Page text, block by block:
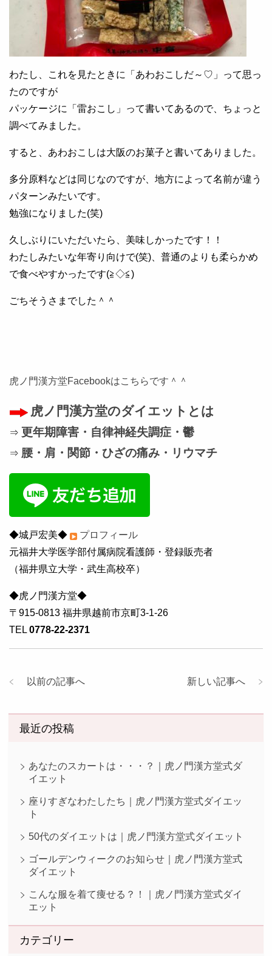
わたし、これを見たときに「あわおこしだ～♡」って思っ
たのですが
パッケージに「雷おこし」って書いてあるので、ちょっと
調べてみました。
すると、あわおこしは大阪のお菓子と書いてありました。
多分原料などは同じなのですが、地方によって名前が違う
パターンみたいです。
勉強になりました(笑)
久しぶりにいただいたら、美味しかったです！！
わたしみたいな年寄り向けで(笑)、普通のよりも柔らかめ
で食べやすかったです(≧◇≦)
ごちそうさまでした＾＾
虎ノ門漢方堂Facebookはこちらです＾＾
虎ノ門漢方堂のダイエットとは
⇒ 更年期障害・自律神経失調症・鬱
⇒ 腰・肩・関節・ひざの痛み・リウマチ
◆城戸宏美◆
プロフィール
元福井大学医学部付属病院看護師・登録販売者
（福井県立大学・武生高校卒）
◆虎ノ門漢方堂◆
〒915-0813 福井県越前市京町3-1-26
TEL 0778-22-2371
新しい記事へ
以前の記事へ
最近の投稿
あなたのスカートは・・・？｜虎ノ門漢方堂式ダ
イエット
座りすぎなわたしたち｜虎ノ門漢方堂式ダイエッ
ト
50代のダイエットは｜虎ノ門漢方堂式ダイエット
ゴールデンウィークのお知らせ｜虎ノ門漢方堂式
ダイエット
こんな服を着て痩せる？！｜虎ノ門漢方堂式ダイ
エット
カテゴリー